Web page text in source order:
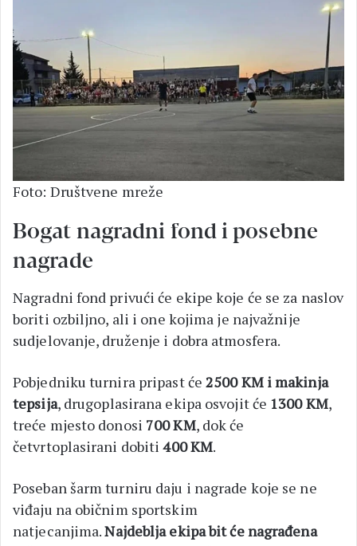
Foto: Društvene mreže
Bogat nagradni fond i posebne
nagrade
Nagradni fond privući će ekipe koje će se za naslov
boriti ozbiljno, ali i one kojima je najvažnije
sudjelovanje, druženje i dobra atmosfera.
Pobjedniku turnira pripast će 2500 KM i makinja
tepsija, drugoplasirana ekipa osvojit će 1300 KM,
treće mjesto donosi 700 KM, dok će
četvrtoplasirani dobiti400 KM.
Poseban šarm turniru daju i nagrade koje se ne
viđaju na običnim sportskim
natjecanjima.Najdeblja ekipa bit će nagrađena